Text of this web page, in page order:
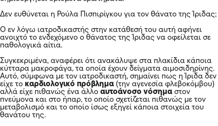
Δεν ευθύνεται η Ρούλα Πισπιρίγκου για τον θάνατο της Ίριδας;
Ο εν λόγω ιατροδικαστής στην κατάθεσή του αυτή αφήνει
ανοιχτό το ενδεχόμενο ο θάνατος της Ίριδας να οφείλεται σε
παθολογικά αίτια.
Συγκεκριμένα, αναφέρει ότι ανακάλυψε στα πλακίδια κάποια
κύτταρα μακροφάγα, τα οποία έχουν δείγματα αιμοσιδηρίνης.
Αυτό, σύμφωνα με τον ιατροδικαστή, σημαίνει πως η Ίριδα δεν
είχε το καρδιολογικό πρόβλημα (την αγενεσία φλεβοκόμβου)
αλλά είχε πιθανώς ένα άλλο αυτοάνοσο νόσημα στον
πνεύμονα και στο ήπαρ, το οποίο σχετίζεται πιθανώς με τον
μεταβολισμό και το οποίο ίσως εξηγεί κάποια στοιχεία του
θανάτου της.